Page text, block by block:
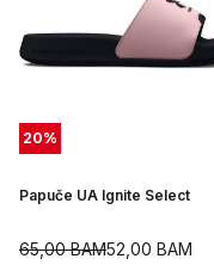
20%
Papuče UA Ignite Select
52,00 BAM
65,00BAM